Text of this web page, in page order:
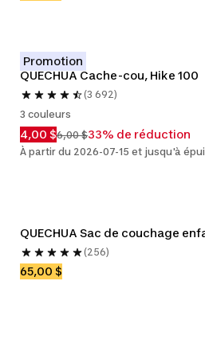
Promotion
QUECHUA Cache-cou, Hike 100
(3 692)
3 couleurs
4,00 $6,00 $33% de réduction
À partir du 2026-07-15 et jusqu'à
QUECHUA Sac de couchage
(256)
65,00 $